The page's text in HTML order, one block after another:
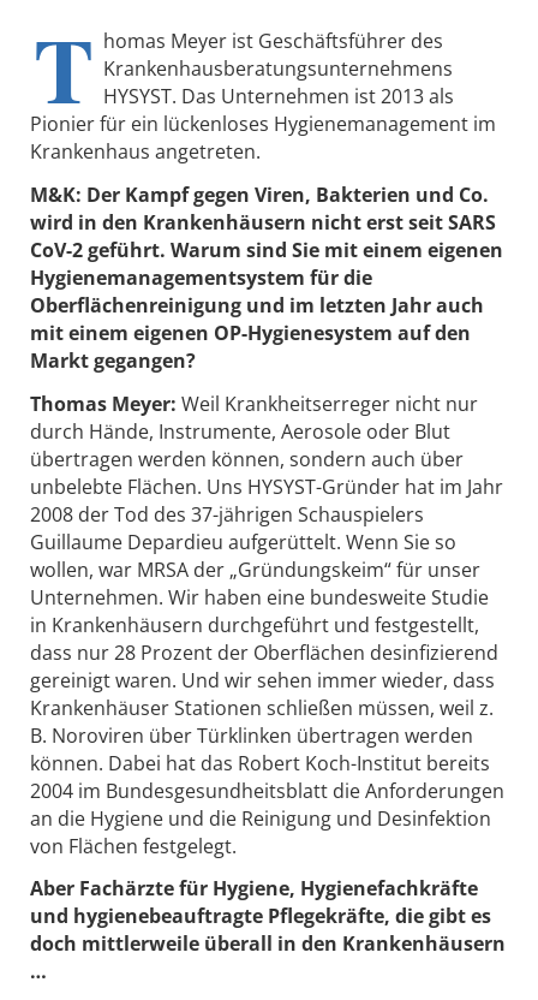
T homas Meyer ist Geschäftsführer des
Krankenhausberatungsunternehmens
HYSYST. Das Unternehmen ist 2013 als
Pionier für ein lückenloses Hygienemanagement im
Krankenhaus angetreten.
M&K: Der Kampf gegen Viren, Bakterien und Co.
wird in den Krankenhäusern nicht erst seit SARS
CoV-2 geführt. Warum sind Sie mit einem eigenen
Hygienemanagementsystem für die
Oberflächenreinigung und im letzten Jahr auch
mit einem eigenen OP-Hygienesystem auf den
Markt gegangen?
Thomas Meyer: Weil Krankheitserreger nicht nur
durch Hände, Instrumente, Aerosole oder Blut
übertragen werden können, sondern auch über
unbelebte Flächen. Uns HYSYST-Gründer hat im Jahr
2008 der Tod des 37-jährigen Schauspielers
Guillaume Depardieu aufgerüttelt. Wenn Sie so
wollen, war MRSA der „Gründungskeim“ für unser
Unternehmen. Wir haben eine bundesweite Studie
in Krankenhäusern durchgeführt und festgestellt,
dass nur 28 Prozent der Oberflächen desinfizierend
gereinigt waren. Und wir sehen immer wieder, dass
Krankenhäuser Stationen schließen müssen, weil z.
B. Noroviren über Türklinken übertragen werden
können. Dabei hat das Robert Koch-Institut bereits
2004 im Bundesgesundheitsblatt die Anforderungen
an die Hygiene und die Reinigung und Desinfektion
von Flächen festgelegt.
Aber Fachärzte für Hygiene, Hygienefachkräfte
und hygienebeauftragte Pflegekräfte, die gibt es
doch mittlerweile überall in den Krankenhäusern
…